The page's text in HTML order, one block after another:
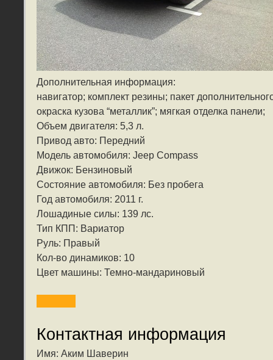
Дополнительная информация:
навигатор; комплект резины; пакет
окраска кузова “металлик”; мягкая отделка панели;
Объем двигателя: 5,3 л.
Привод авто: Передний
Модель автомобиля: Jeep Compass
Движок: Бензиновый
Состояние автомобиля: Без пробега
Год автомобиля: 2011 г.
Лошадиные силы: 139 лс.
Тип КПП: Вариатор
Руль: Правый
Кол-во динамиков: 10
Цвет машины: Темно-мандариновый
Контактная информация
Имя: Аким Шаверин